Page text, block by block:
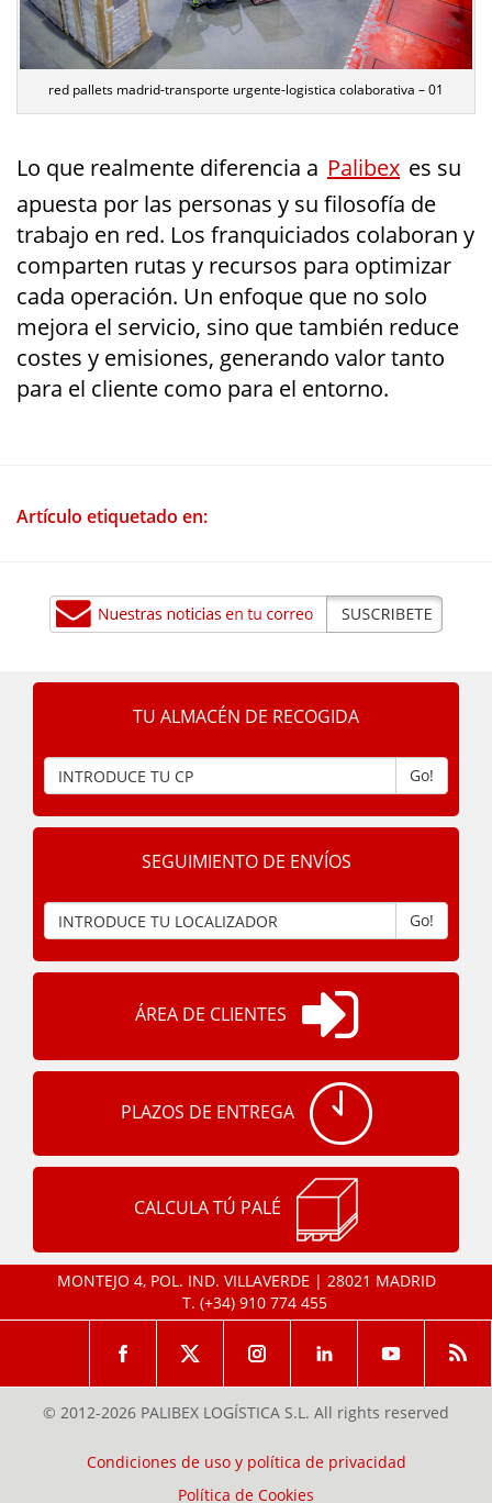
red pallets madrid-transporte urgente-logistica colaborativa – 01
Lo que realmente diferencia a Palibex es su
apuesta por las personas y su filosofía de
trabajo en red. Los franquiciados colaboran y
comparten rutas y recursos para optimizar
cada operación. Un enfoque que no solo
mejora el servicio, sino que también reduce
costes y emisiones, generando valor tanto
para el cliente como para el entorno.
Artículo etiquetado en:
TU ALMACÉN DE RECOGIDA
Go!
SEGUIMIENTO DE ENVÍOS
Go!
ÁREA DE CLIENTES
PLAZOS DE ENTREGA
CALCULA TÚ PALÉ
MONTEJO 4, POL. IND. VILLAVERDE | 28021 MADRID
T. (+34) 910 774 455
© 2012-2026 PALIBEX LOGÍSTICA S.L. All rights reserved
Condiciones de uso y política de privacidad
Política de Cookies